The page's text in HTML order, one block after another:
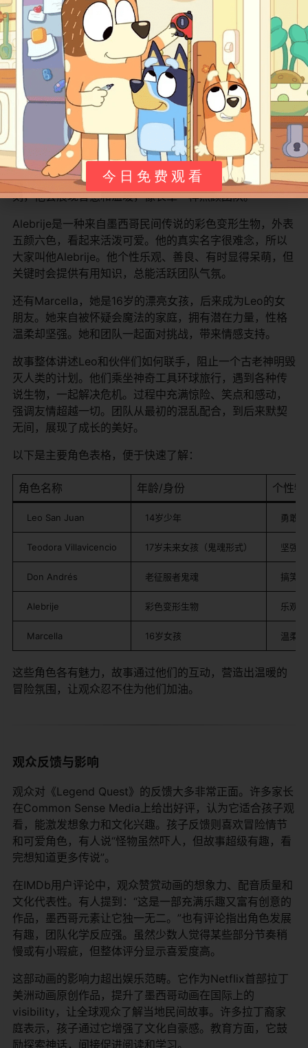
Teodora Villavicencio是团队里的关键成员，她外表是个
17岁女孩，但其实来自未来，通过特殊方式以鬼魂形式出
现。她穿着现代衣服，拿着手机，和19世纪背景形成有趣
对比。Teodora个性坚强、聪明、有时有点固执，但内心
非常关心朋友。她有超越普通鬼魂的能力，比如能更好操
控物体，还对某些怪物免疫。她和Leo有微妙的感情互动，
总是第一个站出来保护大家。
Don Andrés是一位老征服者鬼魂，曾经是理发师兼外科医
生。他爱吹嘘自己的“专业知识”，却常常表现出胆小的一
面，害怕各种危险，这成为故事里的搞笑点。但在关键时
刻，他会展现智慧和温暖，像长辈一样照顾团队。
Alebrije是一种来自墨西哥民间传说的彩色变形生物，外表
五颜六色，看起来活泼可爱。他的真实名字很难念，所以
大家叫他Alebrije。他个性乐观、善良、有时显得呆萌，但
关键时会提供有用知识，总能活跃团队气氛。
还有Marcella，她是16岁的漂亮女孩，后来成为Leo的女
朋友。她来自被怀疑会魔法的家庭，拥有潜在力量，性格
温柔却坚强。她和团队一起面对挑战，带来情感支持。
故事整体讲述Leo和伙伴们如何联手，阻止一个古老神明毁
灭人类的计划。他们乘坐神奇工具环球旅行，遇到各种传
说生物，一起解决危机。过程中充满惊险、笑点和感动，
强调友情超越一切。团队从最初的混乱配合，到后来默契
无间，展现了成长的美好。
以下是主要角色表格，便于快速了解：
角色名称 年龄/身份 个性特
Leo San Juan 14岁少年 勇敢
Teodora Villavicencio 17岁未来女孩（鬼魂形式） 坚强
Don Andrés 老征服者鬼魂 搞笑
Alebrije 彩色变形生物 乐观
Marcella 16岁女孩 温柔
这些角色各有魅力，故事通过他们的互动，营造出温暖的
冒险氛围，让观众忍不住为他们加油。
观众反馈与影响
观众对《Legend Quest》的反馈大多非常正面。许多家长
在Common Sense Media上给出好评，认为它适合孩子观
看，能激发想象力和文化兴趣。孩子反馈则喜欢冒险情节
和可爱角色，有人说“怪物虽然吓人，但故事超级有趣，看
完想知道更多传说”。
在IMDb用户评论中，观众赞赏动画的想象力、配音质量和
文化代表性。有人提到：“这是一部充满乐趣又富有创意的
作品，墨西哥元素让它独一无二。”也有评论指出角色发展
有趣，团队化学反应强。虽然少数人觉得某些部分节奏稍
慢或有小瑕疵，但整体评分显示喜爱度高。
这部动画的影响力超出娱乐范畴。它作为Netflix首部拉丁
美洲动画原创作品，提升了墨西哥动画在国际上的
visibility，让全球观众了解当地民间故事。许多拉丁裔家
庭表示，孩子通过它增强了文化自豪感。教育方面，它鼓
励探索神话，间接促进阅读和学习。
今日免费观看